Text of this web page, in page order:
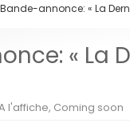
Bande-annonce: « La
« La
l'affiche, Coming soon